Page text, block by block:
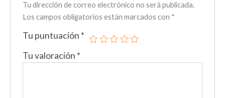
Tu dirección de correo electrónico no será publicada.
Los campos obligatorios están marcados con *
Tu puntuación *
Tu valoración *